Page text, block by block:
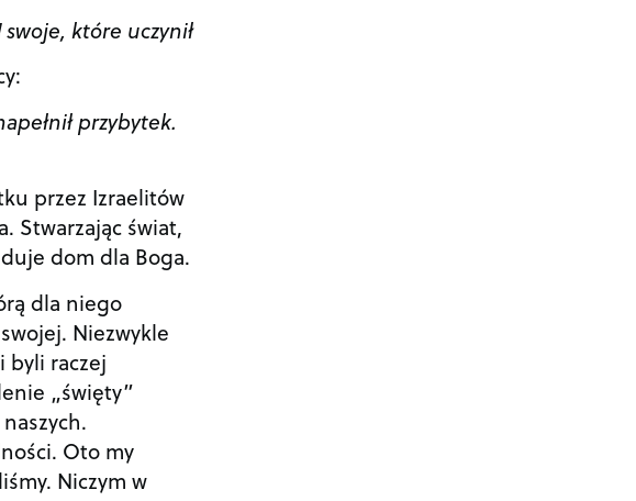
które uczynił
przybytek.
przez Izraelitów
Stwarzając świat,
dom dla Boga.
dla niego
Niezwykle
byli raczej
„święty”
Oto my
Niczym w